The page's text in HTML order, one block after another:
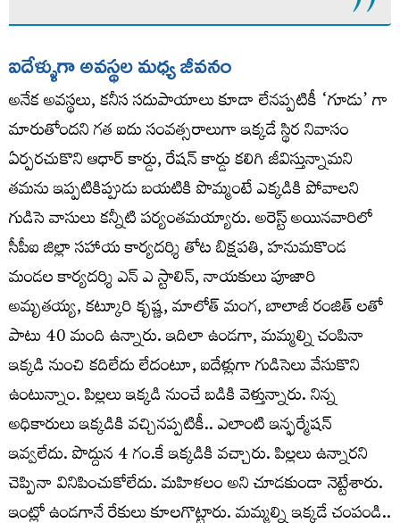
ఐదేళ్ళుగా అవస్థల మధ్య జీవనం
అనేక అవస్థలు, కనీస సదుపాయాలు కూడా లేనప్పటికీ ‘గూడు’ గా
మారుతోందని గత ఐదు సంవత్సరాలుగా ఇక్కడే స్థిర నివాసం
ఏర్పరచుకొని ఆధార్ కార్డు, రేషన్ కార్డు కలిగి జీవిస్తున్నామని
తమను ఇప్పటికిప్పుడు బయటికి పొమ్మంటే ఎక్కడికి పోవాలని
గుడిసె వాసులు కన్నీటి పర్యంతమయ్యారు. అరెస్ట్ అయినవారిలో
సీపీఐ జిల్లా సహాయ కార్యదర్శి తోట బిక్షపతి, హనుమకొండ
మండల కార్యదర్శి ఎన్ ఎ స్టాలిన్, నాయకులు పూజారి
అమృతయ్య, కట్కూరి కృష్ణ, మాలోత్ మంగ, బాలాజీ రంజిత్ లతో
పాటు 40 మంది ఉన్నారు. ఇదిలా ఉండగా, మమ్మల్ని చంపినా
ఇక్కడి నుంచి కదిలేదు లేదంటూ, ఐదేళ్లుగా గుడిసెలు వేసుకొని
ఉంటున్నాం. పిల్లలు ఇక్కడి నుంచే బడికి వెళ్తున్నారు. నిన్న
అధికారులు ఇక్కడికి వచ్చినప్పటికీ.. ఎలాంటి ఇన్ఫర్మేషన్
ఇవ్వలేదు. పొద్దున 4 గం.కే ఇక్కడికి వచ్చారు. పిల్లలు ఉన్నారని
చెప్పినా వినిపించుకోలేదు. మహిళలం అని చూడకుండా నెట్టేశారు.
ఇంట్లో ఉండగానే రేకులు కూలగొట్టారు. మమ్మల్ని ఇక్కడే చంపండి..